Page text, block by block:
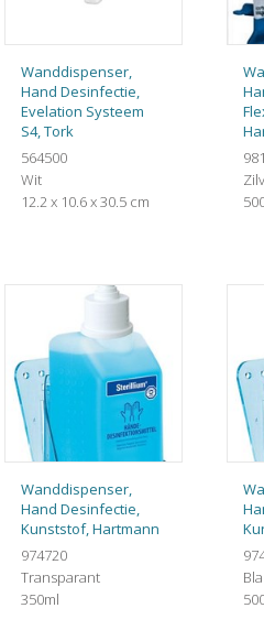
Wanddispenser,
Hand Desinfectie,
Evelation Systeem
S4, Tork
564500
Wit
12.2 x 10.6 x 30.5 cm
Wanddispenser,
Hand Desinfectie,
Kunststof, Hartmann
974720
Transparant
350ml